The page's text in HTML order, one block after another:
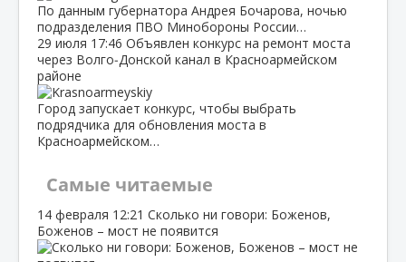
По данным губернатора Андрея Бочарова, ночью
подразделения ПВО Минобороны России…
29 июля 17:46 Объявлен конкурс на ремонт моста
через Волго‑Донской канал в Красноармейском
районе
Город запускает конкурс, чтобы выбрать
подрядчика для обновления моста в
Красноармейском…
Самые читаемые
14 февраля 12:21 Сколько ни говори: Боженов,
Боженов – мост не появится